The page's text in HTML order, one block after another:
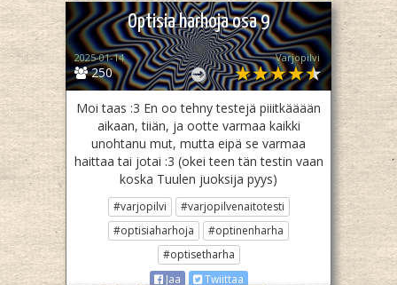
Optisia harhoja osa 9
250
2025-01-14 Varjopilvi
Moi taas :3 En oo tehny testejä piiitkääään
aikaan, tiiän, ja ootte varmaa kaikki
unohtanu mut, mutta eipä se varmaa
haittaa tai jotai :3 (okei teen tän testin vaan
koska Tuulen juoksija pyys)
#varjopilvi
#varjopilvenaitotesti
#optisiaharhoja
#optinenharha
#optisetharha
Jaa
Twiittaa